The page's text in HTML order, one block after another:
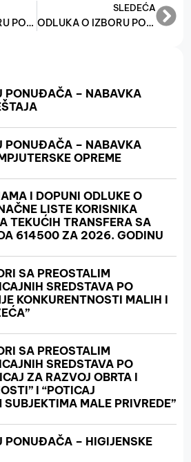
ODLUKA O IZBORU PONUĐAĆA – NABAVKA GORIVA ZA SLUŽBENA MOTORNA VOZILA
SLEDEĆA
ODLUKA O IZBORU PONUĐAČA USLUGE RESURSA CLOUD-A ZA POTREBE FMRPO
PONUĐAČA – NABAVKA
PONUĐAČA – NABAVKA
OPREME
I DOPUNI ODLUKE O
LISTE KORISNIKA
TEKUĆIH TRANSFERA SA
614500 ZA 2026. GODINU
SA PREOSTALIM
SREDSTAVA PO
KONKURENTNOSTI MALIH I
SA PREOSTALIM
SREDSTAVA PO
ZA RAZVOJ OBRTA I
I “POTICAJ
MALE PRIVREDE”
PONUĐAČA – HIGIJENSKE